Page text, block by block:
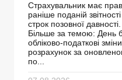
Страхувальник має
раніше поданій
строк позовної
Більше за темою: День
обліково-податкові
розрахунок за
по...